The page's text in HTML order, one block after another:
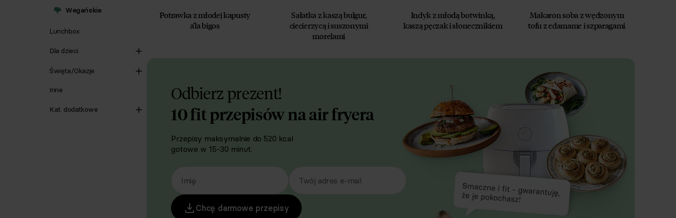
Potrawka z młodej kapusty
a’la bigos
Sałatka z kaszą bulgur,
ciecierzycą i suszonymi
morelami
Indyk z młodą botwinką,
kaszą pęczak i słonecznikiem
Makaron soba z wędzonym
tofu z edamame i szparagami
Odbierz prezent!
10 fit przepisów na air fryera
Przepisy maksymalnie do 520 kcal
gotowe w 15-30 minut.
Imię Twój adres e-mail
Chcę darmowe przepisy
Wegańskie
Lunchbox
Dla dzieci
Święta/Okazje
Inne
Kat. dodatkowe